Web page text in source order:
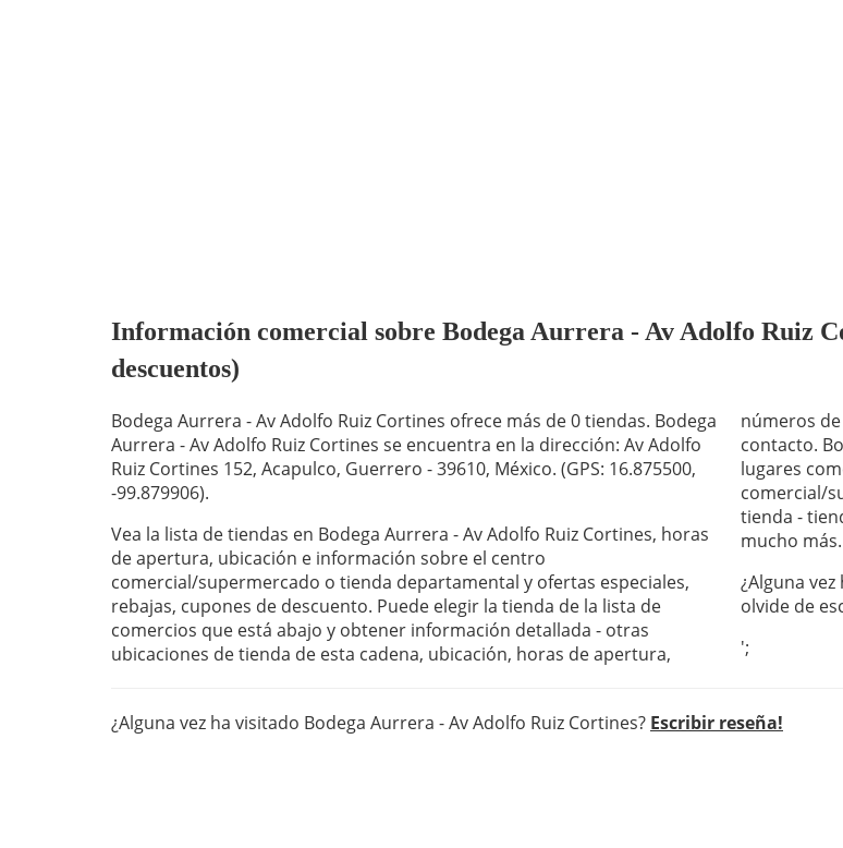
Información comercial sobre Bodega Aurrera - Av Adolfo Ruiz
descuentos)
Bodega Aurrera - Av Adolfo Ruiz Cortines ofrece más de 0 tiendas. Bodega
Aurrera - Av Adolfo Ruiz Cortines se encuentra en la dirección: Av Adolfo
Ruiz Cortines 152, Acapulco, Guerrero - 39610, México. (GPS: 16.875500,
-99.879906).
Vea la lista de tiendas en Bodega Aurrera - Av Adolfo Ruiz Cortines, horas
de apertura, ubicación e información sobre el centro
comercial/supermercado o tienda departamental y ofertas especiales,
rebajas, cupones de descuento. Puede elegir la tienda de la lista de
comercios que está abajo y obtener información detallada - otras
ubicaciones de tienda de esta cadena, ubicación, horas de apertura,
números
contacto.
lugares
comercial/
tienda -
mucho más.
¿Alguna
olvide de
';
¿Alguna vez ha visitado Bodega Aurrera - Av Adolfo Ruiz Cortines? Escribir reseña!